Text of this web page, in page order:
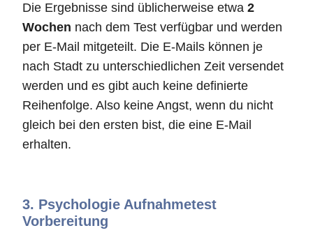
Die Ergebnisse sind üblicherweise etwa 2
Wochen nach dem Test verfügbar und werden
per E-Mail mitgeteilt. Die E-Mails können je
nach Stadt zu unterschiedlichen Zeit versendet
werden und es gibt auch keine definierte
Reihenfolge. Also keine Angst, wenn du nicht
gleich bei den ersten bist, die eine E-Mail
erhalten.
3. Psychologie Aufnahmetest
Vorbereitung